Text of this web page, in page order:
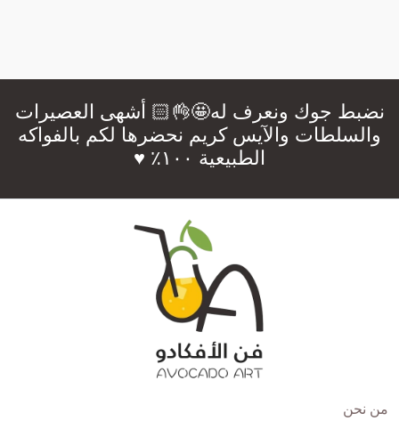
نضبط جوك ونعرف له🤩👌🏻 أشهى العصيرات
والسلطات والآيس كريم نحضرها لكم بالفواكه
الطبيعية ١٠٠٪؜ ♥️
من نحن